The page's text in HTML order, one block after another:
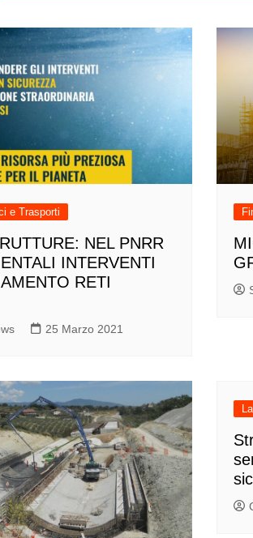
e Trasporti
NEL PNRR
INTERVENTI
RETI
25 Marzo 2021